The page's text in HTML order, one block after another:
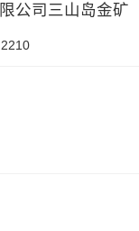
公司三山岛金矿